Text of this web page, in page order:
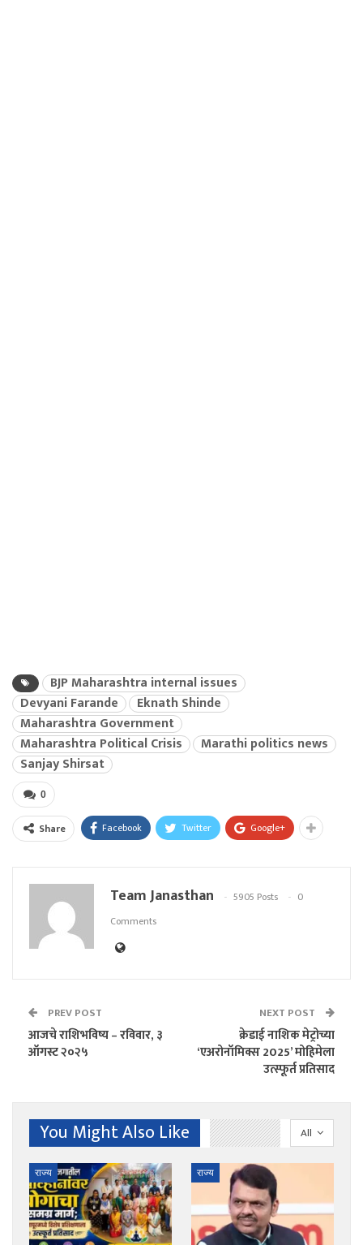
BJP Maharashtra internal issues
Devyani Farande
Eknath Shinde
Maharashtra Government
Maharashtra Political Crisis
Marathi politics news
Sanjay Shirsat
0
Share Facebook Twitter Google+
Team Janasthan 5905 Posts
0
Comments
PREV POST
आजचे राशिभविष्य – रविवार, ३
ऑगस्ट २०२५
NEXT POST
क्रेडाई नाशिक मेट्रोच्या
‘एअरोनॉमिक्स 2025’ मोहिमेला
उत्स्फूर्त प्रतिसाद
All
You Might Also Like
राज्य राज्य